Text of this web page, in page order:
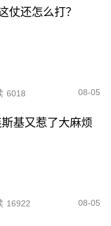
仗还怎么打？
6018 08-05
基又惹了大麻烦
16922 08-05